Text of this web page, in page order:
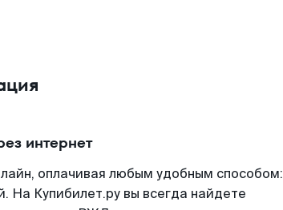
интернет
оплачивая любым удобным способом:
На Купибилет.ру вы всегда найдете